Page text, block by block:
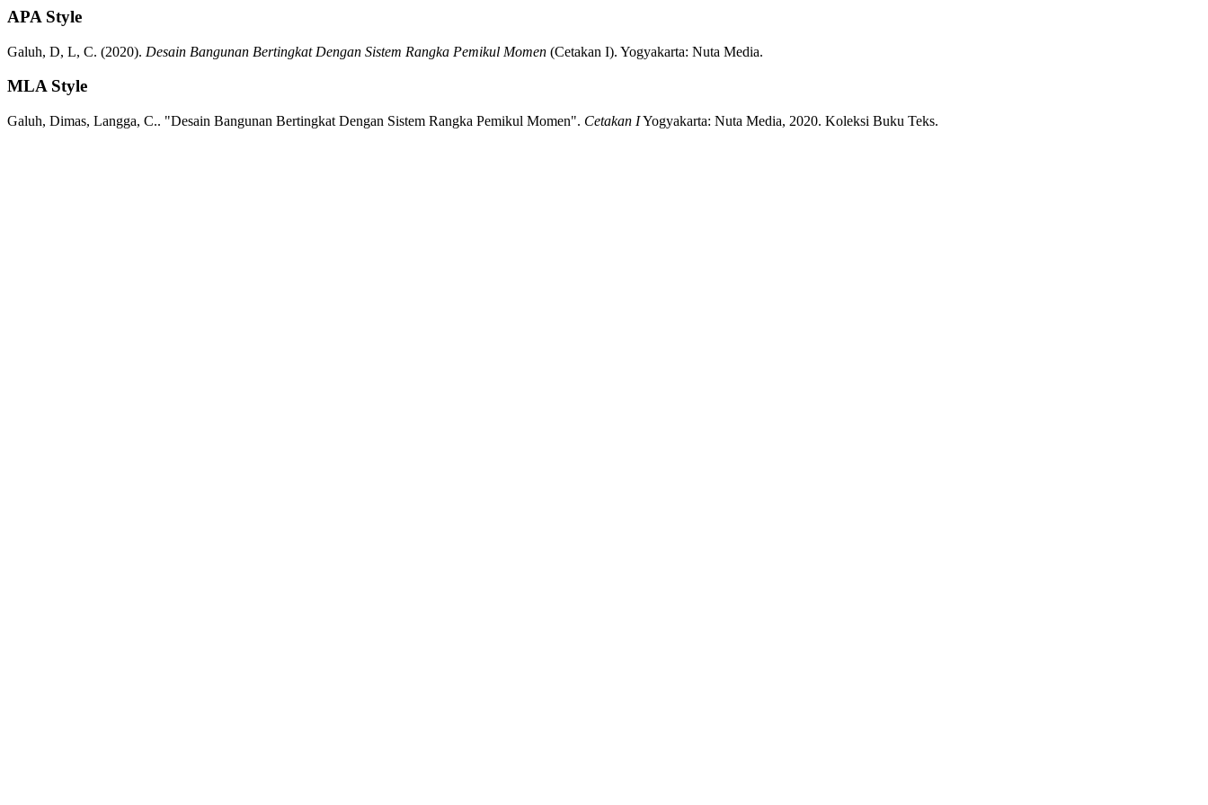
APA Style
Galuh, D, L, C. (2020). Desain Bangunan Bertingkat Dengan Sistem Rangka Pemikul Momen (Cetakan I). Yogyakarta: Nuta Media.
MLA Style
Galuh, Dimas, Langga, C.. "Desain Bangunan Bertingkat Dengan Sistem Rangka Pemikul Momen". Cetakan IYogyakarta: Nuta Media, 2020. Koleksi Buku Teks.